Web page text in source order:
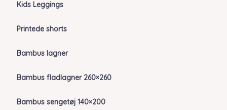
Kids Leggings
Printede shorts
Bambus lagner
Bambus fladlagner 260×260
Bambus sengetøj 140×200